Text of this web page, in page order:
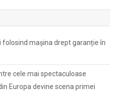
folosind mașina drept garanție în
cele mai spectaculoase
Europa devine scena primei